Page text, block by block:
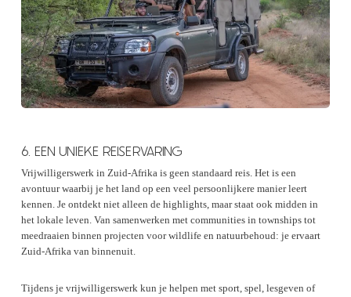
6. EEN UNIEKE REISERVARING
Vrijwilligerswerk in Zuid-Afrika is geen standaard reis. Het is een
avontuur waarbij je het land op een veel persoonlijkere manier leert
kennen. Je ontdekt niet alleen de highlights, maar staat ook midden in
het lokale leven. Van samenwerken met communities in townships tot
meedraaien binnen projecten voor wildlife en natuurbehoud: je ervaart
Zuid-Afrika van binnenuit.
Tijdens je vrijwilligerswerk kun je helpen met sport, spel, lesgeven of